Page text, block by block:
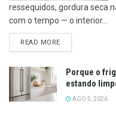
ressequidos, gordura seca
com o tempo — o interior...
READ MOREDETAILS
Porque o
estando
AGO 5, 2026